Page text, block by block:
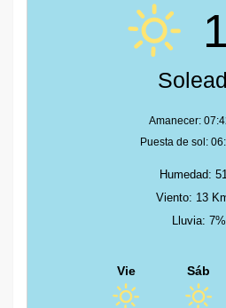
Amanecer:
Puesta de sol:
Humedad:
Viento: 13
Lluvia: 7%
Vie Sáb